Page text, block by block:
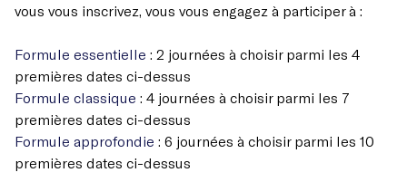
vous vous inscrivez, vous vous engagez à participer à :
Formule essentielle : 2 journées à choisir parmi les 4
premières dates ci-dessus
Formule classique : 4 journées à choisir parmi les 7
premières dates ci-dessus
Formule approfondie : 6 journées à choisir parmi les 10
premières dates ci-dessus